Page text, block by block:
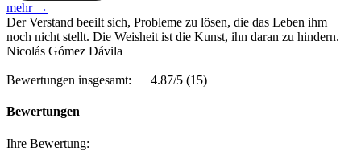
mehr →
Der Verstand beeilt sich, Probleme zu lösen, die das Leben ihm
noch nicht stellt. Die Weisheit ist die Kunst, ihn daran zu hindern.
Nicolás Gómez Dávila
Bewertungen insgesamt: 4.87/5 (15)
Bewertungen
Ihre Bewertung: